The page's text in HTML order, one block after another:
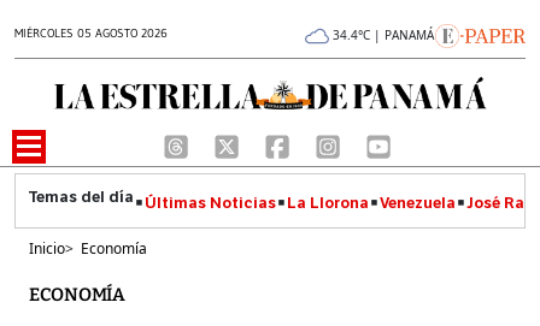
MIÉRCOLES 05 AGOSTO 2026 34.4°C | PANAMÁ
Últimas Noticias La Llorona Venezuela José
Inicio> Economía
ECONOMÍA